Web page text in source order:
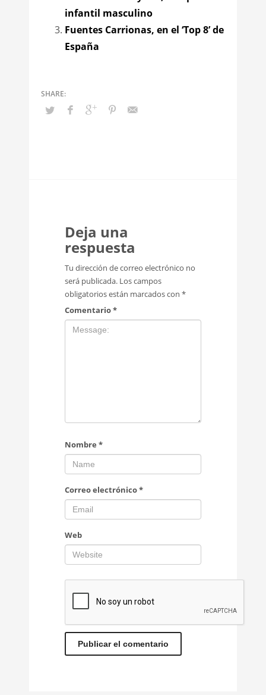
infantil masculino
Fuentes Carrionas, en el ‘Top 8’ de
España
Deja una
respuesta
Tu dirección de correo electrónico no
será publicada. Los campos
obligatorios están marcados con *
Comentario*
Nombre *
Correo electrónico*
Web